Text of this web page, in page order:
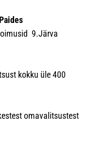
9.Järva
kokku üle 400
omavalitsustest